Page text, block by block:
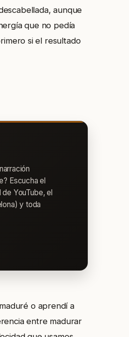
aunque
que no pedía
si el resultado
Escucha el
YouTube, el
y toda
o aprendí a
entre madurar